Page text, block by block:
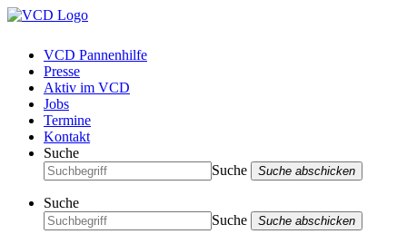
VCD Pannenhilfe
Presse
Aktiv im VCD
Jobs
Termine
Kontakt
Suche
Suche
Suche abschicken
Suche
Suche
Suche abschicken